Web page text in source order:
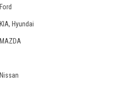
Ford
KIA, Hyundai
MAZDA
Nissan